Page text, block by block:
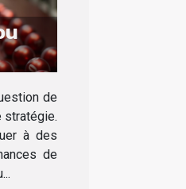
de
stratégie.
à des
de